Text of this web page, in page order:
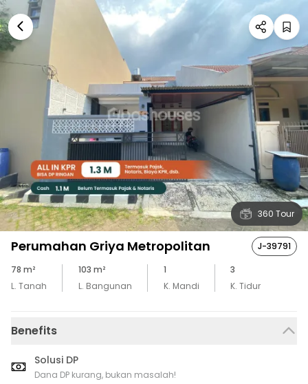
360 Tour
Perumahan Griya Metropolitan
J-39791
78 m²
L. Tanah
103 m²
L. Bangunan
1
K. Mandi
3
K. Tidur
Benefits
Solusi DP
Dana DP kurang, bukan masalah!